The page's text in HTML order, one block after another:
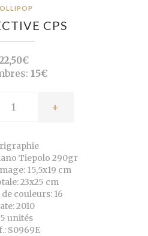
CPS
22,50€
15€
+
Tiepolo 290gr
15,5x19 cm
23x25 cm
couleurs: 16
2010
unités
S0969E